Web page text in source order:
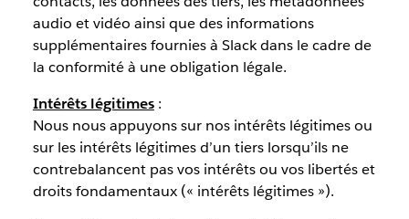
audio et vidéo ainsi que des informations
supplémentaires fournies à Slack dans le cadre de
la conformité à une obligation légale.
Intérêts légitimes:
Nous nous appuyons sur nos intérêts légitimes ou
sur les intérêts légitimes d’un tiers lorsqu’ils ne
contrebalancent pas vos intérêts ou vos libertés et
droits fondamentaux (« intérêts légitimes »).